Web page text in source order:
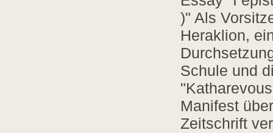
)" Als
Heraklion,
Schule und
Manifest
Zeitschrift